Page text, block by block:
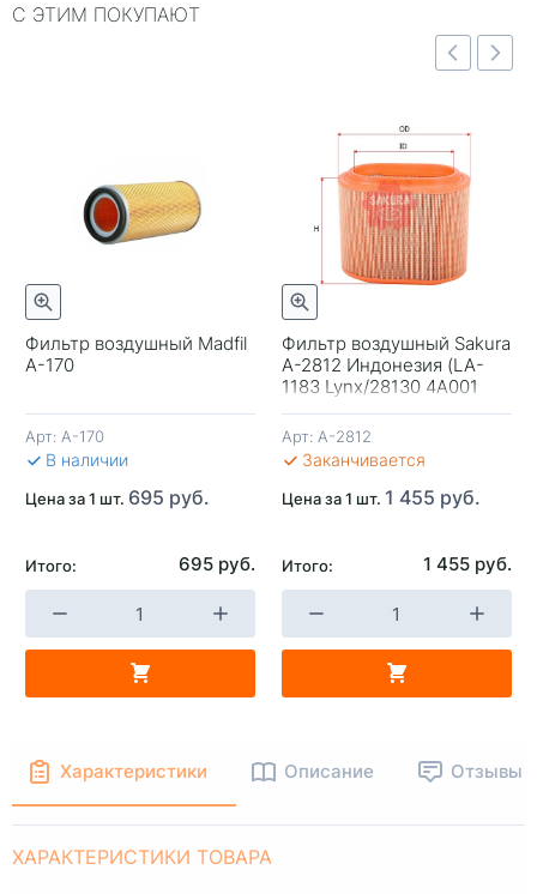
С ЭТИМ ПОКУПАЮТ
Фильтр воздушный Madfil
A-170
Арт: A-170
В наличии
Цена за 1 шт. 695 руб.
Итого: 695 руб.
Фильтр воздушный Sakura
A-2812 Индонезия (LA-
1183 Lynx/28130 4A001
Mobis)
Арт: A-2812
Заканчивается
Цена за 1 шт. 1 455 руб.
Итого: 1 455 руб.
КОРЗИНУ
+
В КОРЗИНУ
Быстрый просмотр
-
Характеристики Описание Отзывы
ХАРАКТЕРИСТИКИ ТОВАРА